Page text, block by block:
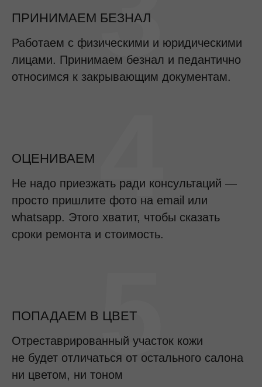
ПРИНИМАЕМ БЕЗНАЛ
Работаем с физическими и юридическими
лицами. Принимаем безнал и педантично
относимся к закрывающим документам.
ОЦЕНИВАЕМ
Не надо приезжать ради консультаций —
просто пришлите фото на email или
whatsapp. Этого хватит, чтобы сказать
сроки ремонта и стоимость.
4
ПОПАДАЕМ В ЦВЕТ
Отреставрированный участок кожи
не будет отличаться от остального салона
ни цветом, ни тоном5